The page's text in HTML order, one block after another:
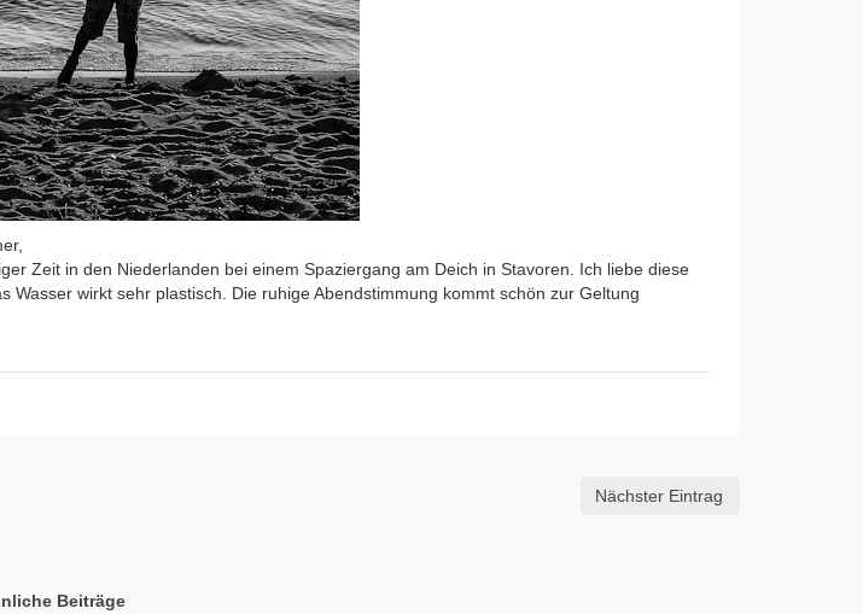
Zeit in den Niederlanden bei einem Spaziergang am Deich in Stavoren. Ich liebe diese
wirkt sehr plastisch. Die ruhige Abendstimmung kommt schön zur Geltung
Nächster Eintrag
Beiträge